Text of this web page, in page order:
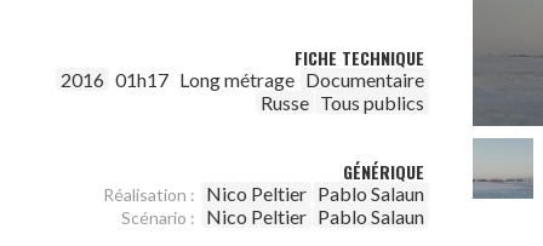
FICHE TECHNIQUE
2016 01h17 Long métrage Documentaire
Russe Tous publics
GÉNÉRIQUE
Réalisation : Nico Peltier Pablo Salaun
Scénario : Nico Peltier Pablo Salaun